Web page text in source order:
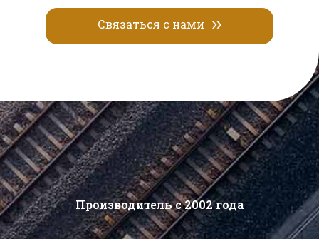
Связаться с нами
Производитель с 2002 года